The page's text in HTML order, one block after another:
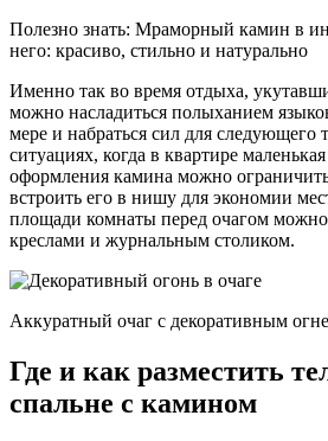
Полезно знать: Мраморный камин в
него: красиво, стильно и натурально
Именно так во время отдыха,
можно насладиться полыханием
мере и набраться сил для следующего
ситуациях, когда в квартире
оформления камина можно
встроить его в нишу для экономии
площади комнаты перед очагом можно
креслами и журнальным столиком.
Аккуратный очаг с декоративным
Где и как разместить
спальне с камином